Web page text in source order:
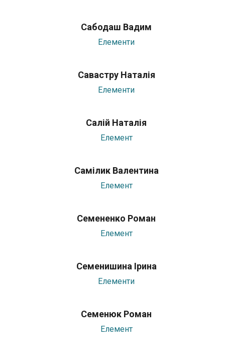
Сабодаш Вадим
Елементи
Савастру Наталія
Елементи
Салій Наталія
Елемент
Самілик Валентина
Елемент
Семененко Роман
Елемент
Семенишина Ірина
Елементи
Семенюк Роман
Елемент